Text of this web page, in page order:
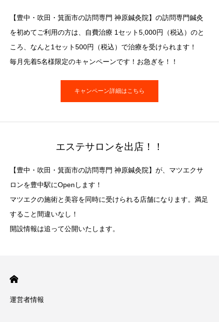
【豊中・吹田・箕面市の訪問専門 神原鍼灸院】の訪問専門鍼灸
を初めてご利用の方は、自費治療 1セット5,000円（税込）のと
ころ、なんと1セット500円（税込）で治療を受けられます！
毎月先着5名様限定のキャンペーンです！お急ぎを！！
キャンペーン詳細はこちら
エステサロンを出店！！
【豊中・吹田・箕面市の訪問専門 神原鍼灸院】が、マツエクサ
ロンを豊中駅にOpenします！
マツエクの施術と美容を同時に受けられる店舗になります。満足
すること間違いなし！
開設情報は追って公開いたします。
運営者情報